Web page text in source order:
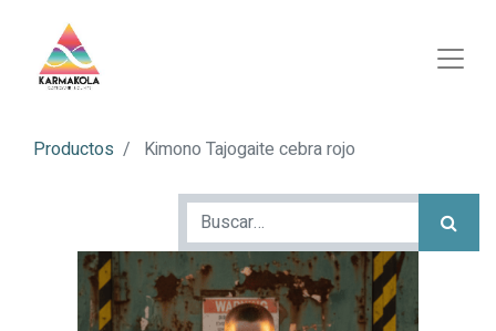
Productos Kimono Tajogaite cebra rojo